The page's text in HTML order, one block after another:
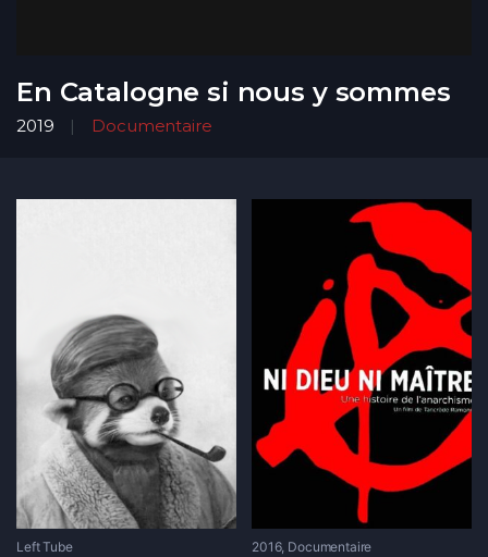
En Catalogne si nous y sommes
2019 Documentaire
Left Tube 2016 Documentaire